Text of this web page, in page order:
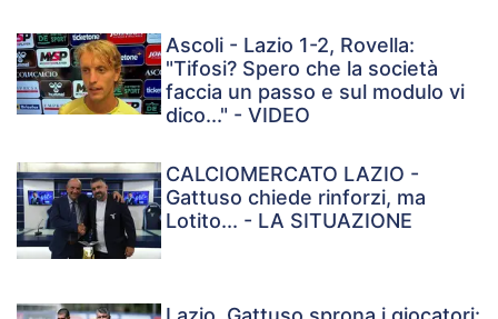
Ascoli - Lazio 1-2, Rovella:
"Tifosi? Spero che la società
faccia un passo e sul modulo vi
dico..." - VIDEO
CALCIOMERCATO LAZIO -
Gattuso chiede rinforzi, ma
Lotito... - LA SITUAZIONE